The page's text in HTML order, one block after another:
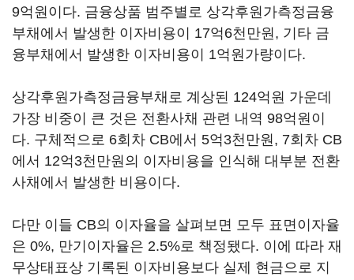
9억원이다. 금융상품 범주별로 상각후원가측정금융
부채에서 발생한 이자비용이 17억6천만원, 기타 금
융부채에서 발생한 이자비용이 1억원가량이다.
상각후원가측정금융부채로 계상된 124억원 가운데
가장 비중이 큰 것은 전환사채 관련 내역 98억원이
다. 구체적으로 6회차 CB에서 5억3천만원, 7회차 CB
에서 12억3천만원의 이자비용을 인식해 대부분 전환
사채에서 발생한 비용이다.
다만 이들 CB의 이자율을 살펴보면 모두 표면이자율
은 0%, 만기이자율은 2.5%로 책정됐다. 이에 따라 재
무상태표상 기록된 이자비용보다 실제 현금으로 지